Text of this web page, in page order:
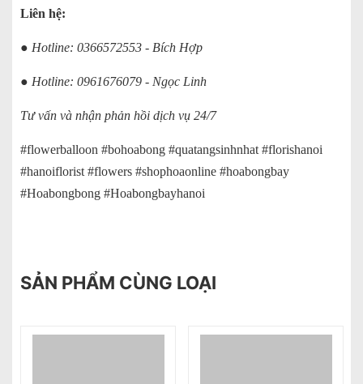
Liên hệ:
● Hotline: 0366572553 - Bích Hợp
● Hotline: 0961676079 - Ngọc Linh
Tư vấn và nhận phản hồi dịch vụ 24/7
#flowerballoon #bohoabong #quatangsinhnhat #florishanoi
#hanoiflorist #flowers #shophoaonline #hoabongbay
#Hoabongbong #Hoabongbayhanoi
SẢN PHẨM CÙNG LOẠI